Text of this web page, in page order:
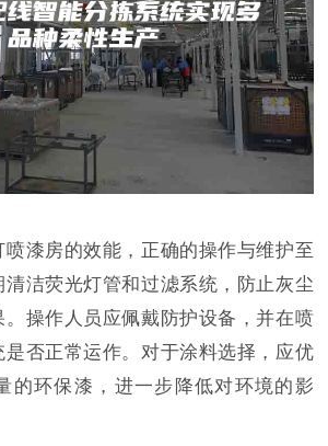
漆房的效能，正确的操作与维护至
洁荧光灯管和过滤系统，防止灰尘
操作人员应佩戴防护设备，并在喷
否正常运作。对于涂料选择，应优
的环保漆，进一步降低对环境的影